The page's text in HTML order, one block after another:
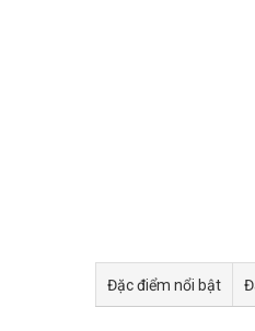
Đặc điểm nổi bật